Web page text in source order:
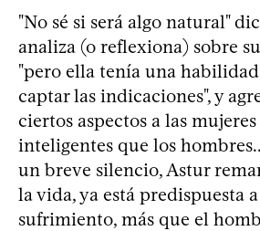
"No sé si será algo natural"
analiza (o reflexiona) sobre
"pero ella tenía una
captar las indicaciones", y
ciertos aspectos a las mujeres
inteligentes que los
un breve silencio, Astur
la vida, ya está predispuesta
sufrimiento, más que el